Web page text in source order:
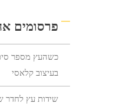
פרסומים
כשהעץ מספר
בעיצוב קלאסי
שידות עץ לחדר